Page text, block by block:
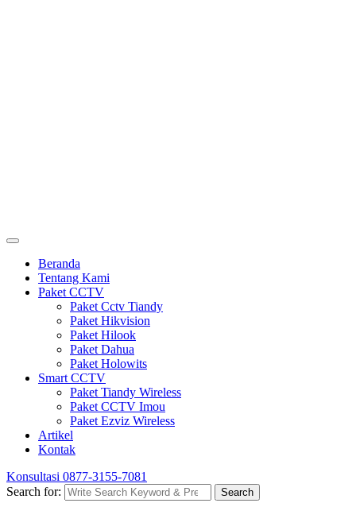
Beranda
Tentang Kami
Paket CCTV
Paket Cctv Tiandy
Paket Hikvision
Paket Hilook
Paket Dahua
Paket Holowits
Smart CCTV
Paket Tiandy Wireless
Paket CCTV Imou
Paket Ezviz Wireless
Artikel
Kontak
Konsultasi 0877-3155-7081
Search for:
Search